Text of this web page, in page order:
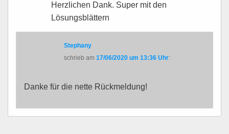
Herzlichen Dank. Super mit den
Lösungsblättern
Stephany
schrieb am17/06/2020 um 13:36 Uhr:
Danke für die nette Rückmeldung!